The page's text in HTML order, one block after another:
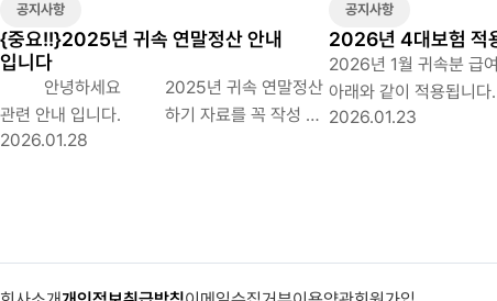
공지사항
{중요!!}2025년 귀속 연말정산 안내
입니다
안녕하세요 2025년 귀속 연말정산
관련 안내 입니다. 하기 자료를 꼭 작성 및
다운로드 하시어 제출 바라며 제출 기한 꼭 지켜
2026.01.28
공지사항
2026년 4대보험 적
2026년 1월 귀속분 급
아래와 같이 적용됩니다. ◆ 2026년 4대보험
적용요율 구분 2025년 2026년 국민연금
2026.01.23